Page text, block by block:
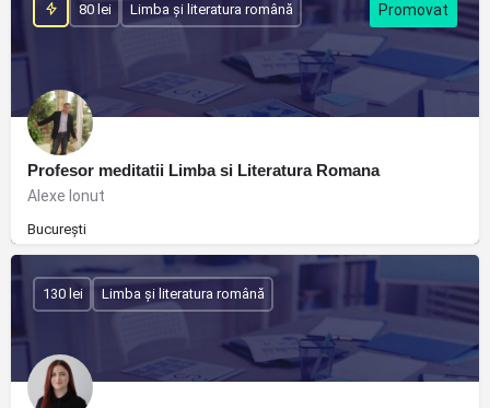
Profesor meditatii Limba si Literatura Romana
Alexe Ionut
București
80 lei Limba și literatura română
130 lei Limba și literatura română